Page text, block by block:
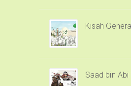
Kisah
Saad bin